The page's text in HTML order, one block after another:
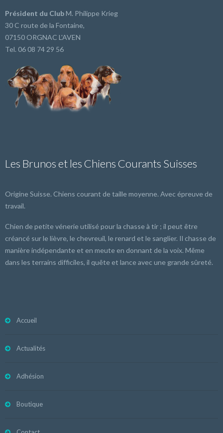
Président du ClubM. Philippe Krieg
30 C route de la Fontaine,
07150 ORGNAC L'AVEN
Tel. 06 08 74 29 56
Les Brunos et les Chiens Courants Suisses
Origine Suisse. Chiens courant de taille moyenne. Avec épreuve de
travail.
Chien de petite vénerie utilisé pour la chasse à tir ; il peut être
créancé sur le lièvre, le chevreuil, le renard et le sanglier. Il chasse de
manière indépendante et en meute en donnant de la voix. Même
dans les terrains difficiles, il quête et lance avec une grande sûreté.
Accueil
Actualités
Adhésion
Boutique